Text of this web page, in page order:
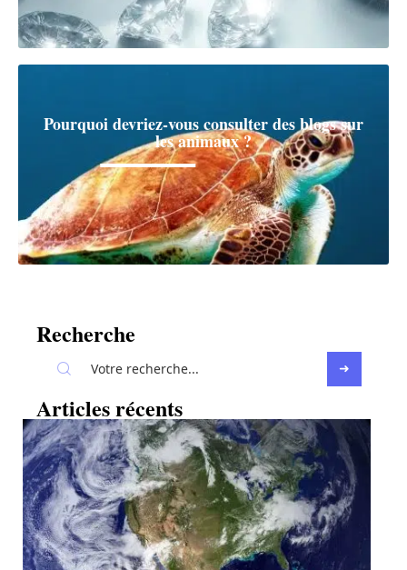
Pourquoi devriez-vous consulter des blogs sur
les animaux ?
Recherche
Articles récents